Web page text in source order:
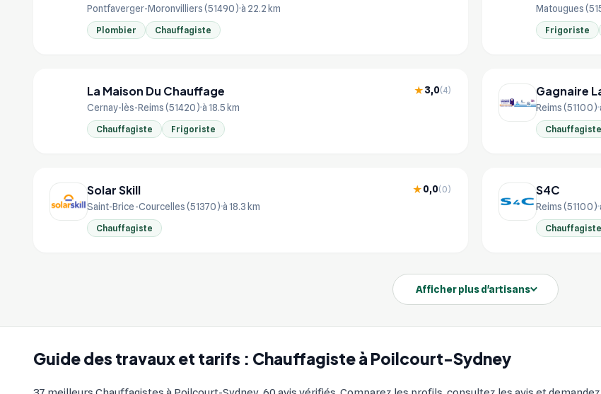
Guide des travaux et tarifs : Chauffagiste à Poilcourt-Sydney
Pontfaverger-Moronvilliers (51490) à 22.2 km
Plombier Chauffagiste
Matougues
Frigoriste
La Maison Du Chauffage ★3,0(4)
Cernay-lès-Reims (51420) à 18.5 km
Chauffagiste Frigoriste
Gagnaire
Reims (51100)
Chauffagiste
Solar Skill ★0,0(0)
Saint-Brice-Courcelles (51370) à 18.3 km
Chauffagiste
S4C
Reims (51100)
Chauffagiste
Afficher plus d'artisans